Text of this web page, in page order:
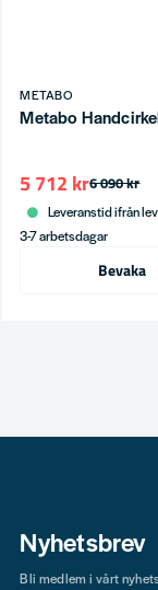
METABO
Metabo
6 090 kr
5 712 kr
Leveranstid ifrån
3-7 arbetsdagar
Bevaka
Nyhetsbrev
Bli medlem i vårt